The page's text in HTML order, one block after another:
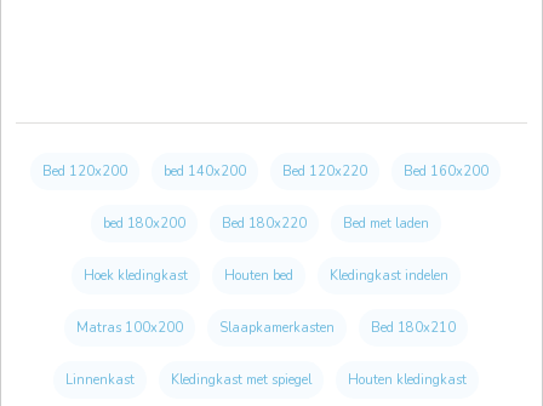
Bed 120x200 bed 140x200 Bed 120x220 Bed 160x200
bed 180x200 Bed 180x220 Bed met laden
Hoek kledingkast Houten bed Kledingkast indelen
Matras 100x200 Slaapkamerkasten Bed 180x210
Linnenkast Kledingkast met spiegel Houten kledingkast